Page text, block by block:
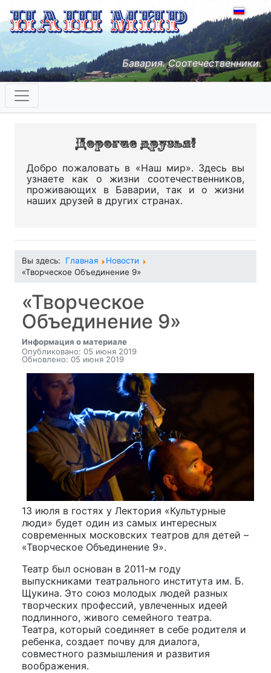
Бавария. Соотечественники.
Добро пожаловать в «Наш мир». Здесь вы
узнаете как о жизни соотечественников,
проживающих в Баварии, так и о жизни
наших друзей в других странах.
Вы здесь: Главная
Новости
«Творческое Объединение 9»
«Творческое
Объединение 9»
Информация о материале
Опубликовано: 05 июня 2019
Обновлено: 05 июня 2019
13 июля в гостях у Лектория «Культурные
люди» будет один из самых интересных
современных московских театров для детей –
«Творческое Объединение 9».
Театр был основан в 2011-м году
выпускниками театрального института им. Б.
Щукина. Это союз молодых людей разных
творческих профессий, увлеченных идеей
подлинного, живого семейного театра.
Театра, который соединяет в себе родителя и
ребенка, создает почву для диалога,
совместного размышления и развития
воображения.